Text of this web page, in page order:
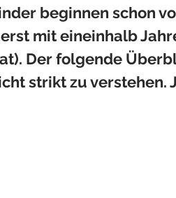
beginnen schon
mit eineinhalb
Der folgende
strikt zu verstehen.